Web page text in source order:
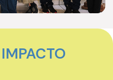
IMPACTO